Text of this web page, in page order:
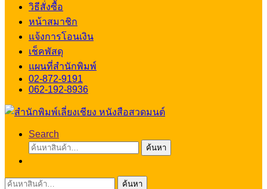
วิธีสั่งซื้อ
หน้าสมาชิก
แจ้งการโอนเงิน
เช็คพัสดุ
แผนที่สำนักพิมพ์
02-872-9191
062-192-8936
Search
ค้นหา:
ค้นหา
ค้นหา: ค้นหา